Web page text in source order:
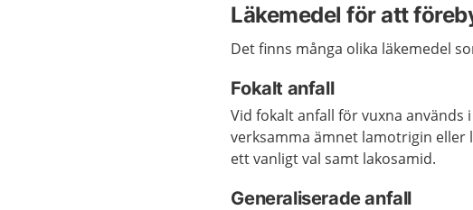
Läkemedel för att
Det finns många olika läkemedel
Fokalt anfall
Vid fokalt anfall för vuxna
verksamma ämnet lamotrigin eller
ett vanligt val samt lakosamid.
Generaliserade anfall